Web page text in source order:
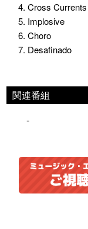
4. Cross Currents
5. Implosive
6. Choro
7. Desafinado
関連番組
-